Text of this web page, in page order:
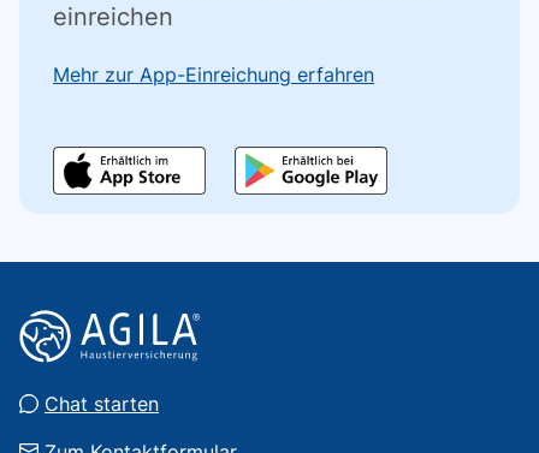
einreichen
Mehr zur App-Einreichung erfahren